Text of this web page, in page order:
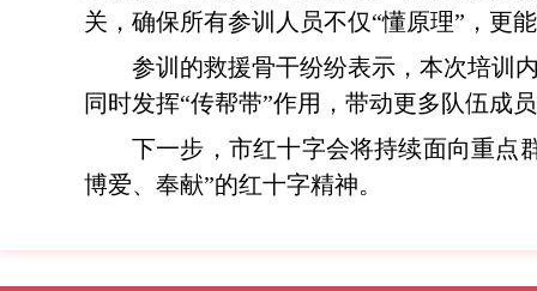
关，确保所有参训人员不仅“懂原理”，更
参训的救援骨干纷纷表示，本次培训
同时发挥“传帮带”作用，带动更多队伍成
下一步，市红十字会将持续面向重点
博爱、奉献”的红十字精神。